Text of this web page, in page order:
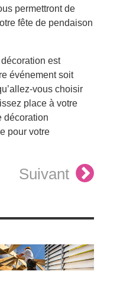
permettront de
fête de pendaison
est
événement soit
vous choisir
place à votre
décoration
pour votre
Suivant